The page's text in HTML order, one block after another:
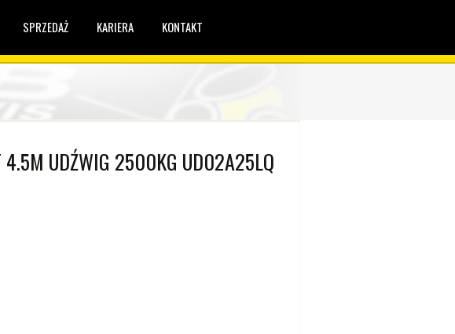
SPRZEDAŻ KARIERA KONTAKT
4.5M UDŹWIG 2500KG UD02A25LQ